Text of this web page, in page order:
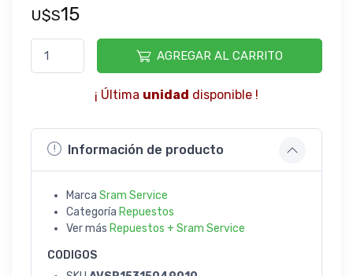
U$S15
AGREGAR AL CARRITO
¡ Última unidad disponible !
Información de producto
Marca Sram Service
Categoría Repuestos
Ver más Repuestos + Sram Service
CODIGOS